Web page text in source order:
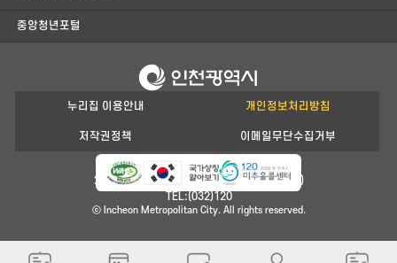
중앙청년포털
누리집 이용안내 개인정보처리방침
저작권정책 이메일무단수집거부
21554 인천광역시 남동구 정각로 29(구월동)
TEL:(032)120
ⓒ Incheon Metropolitan City. All rights reserved.